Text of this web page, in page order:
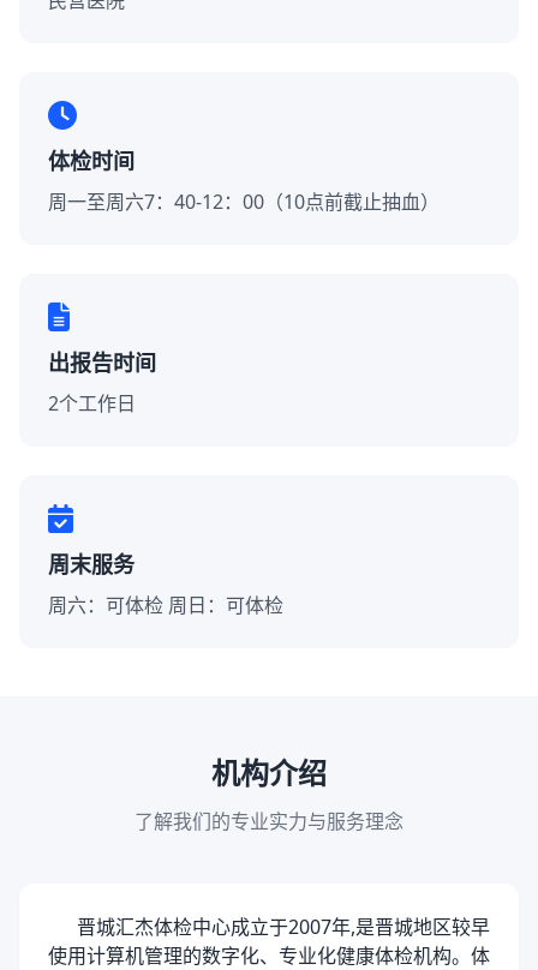
体检时间
周一至周六7：40-12：00（10点前截止抽血）
出报告时间
2个工作日
周末服务
周六：可体检 周日：可体检
机构介绍
了解我们的专业实力与服务理念
晋城汇杰体检中心成立于2007年,是晋城地区较早
使用计算机管理的数字化、专业化健康体检机构。体